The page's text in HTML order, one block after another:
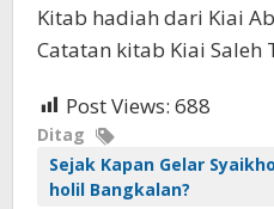
Kitab hadiah dari Kiai
Catatan kitab Kiai Saleh
Post Views: 688
Ditag
Sejak Kapan Gelar
holil Bangkalan?